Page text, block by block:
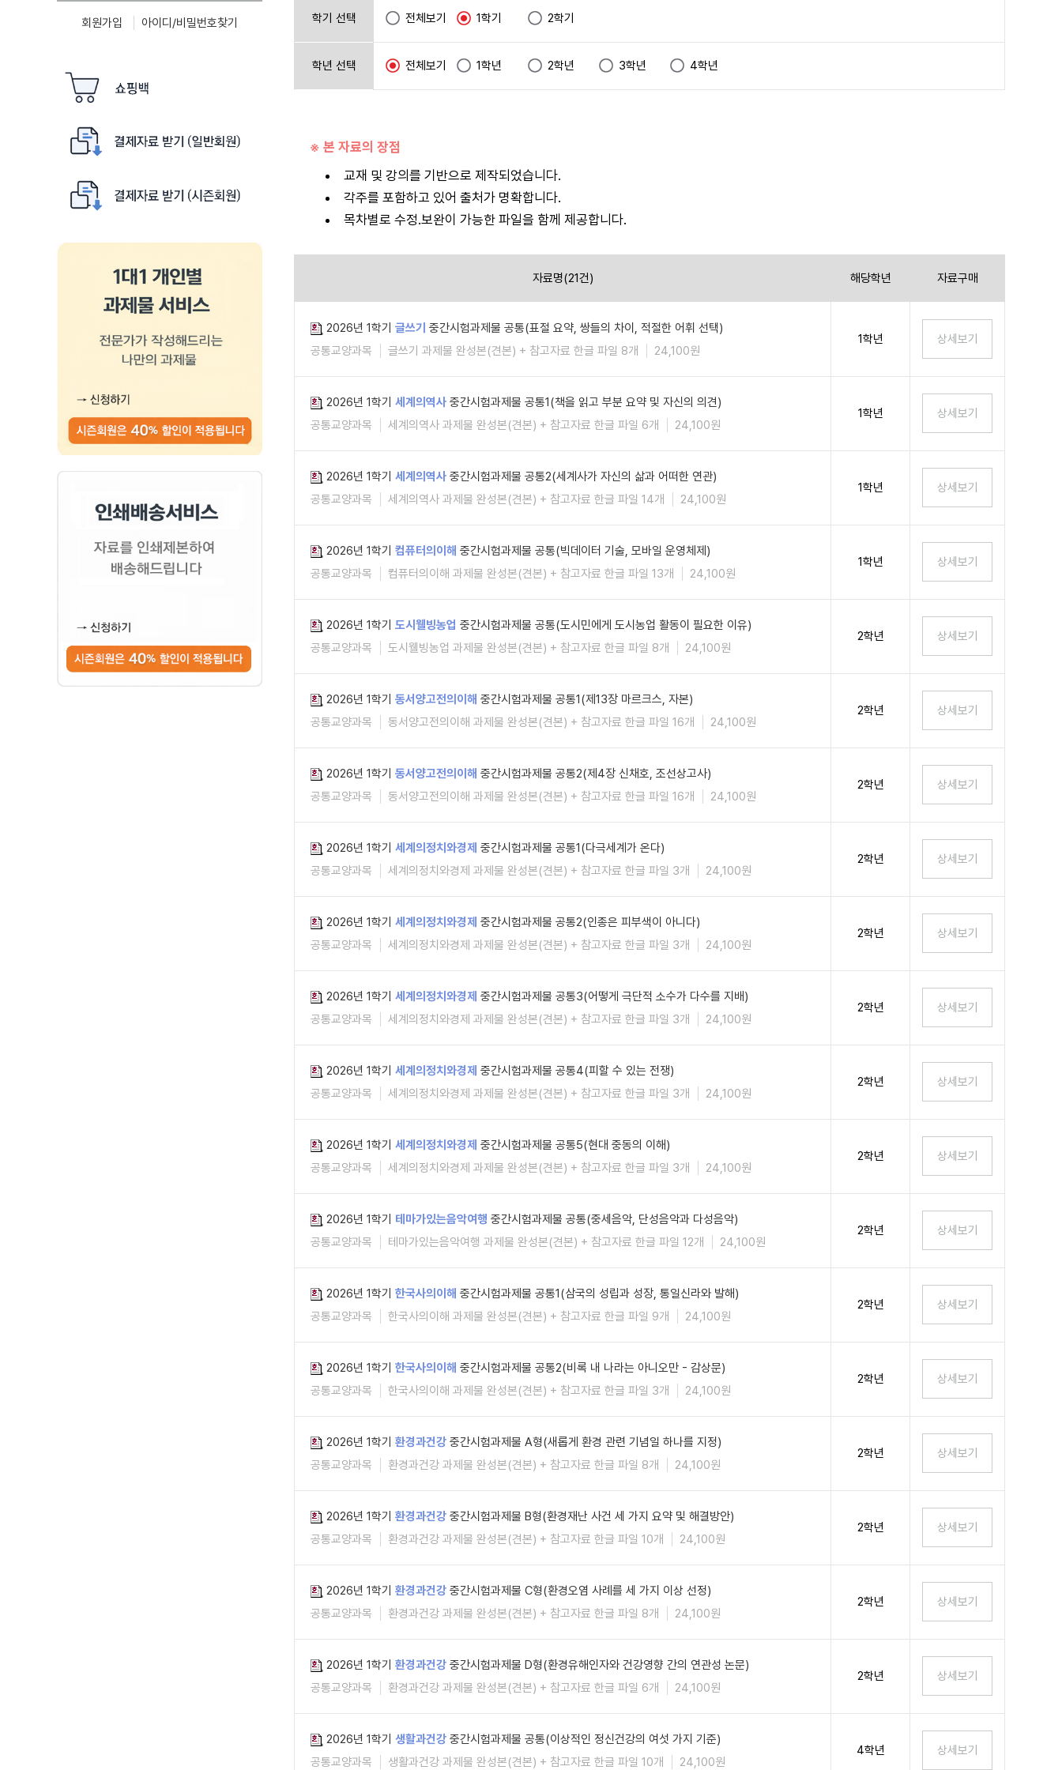
회원가입 아이디/비밀번호찾기 학기 선택 전체보기 1학기 2학기
학년 선택 전체보기 1학년 2학년 3학년 4학년
※ 본 자료의 장점
교재 및 강의를 기반으로 제작되었습니다.
각주를 포함하고 있어 출처가 명확합니다.
목차별로 수정.보완이 가능한 파일을 함께 제공합니다.
자료명(21건) 해당학년 자료구매
2026년 1학기 글쓰기 중간시험과제물 공통(표절 요약, 쌍들의 차이, 적절한 어휘 선택)
공통교양과목
글쓰기 과제물 완성본(견본) + 참고자료 한글 파일 8개 24,100원
1학년
2026년 1학기 세계의역사 중간시험과제물 공통1(책을 읽고 부분 요약 및 자신의 의견)
공통교양과목
세계의역사 과제물 완성본(견본) + 참고자료 한글 파일 6개 24,100원
1학년
2026년 1학기 세계의역사 중간시험과제물 공통2(세계사가 자신의 삶과 어떠한 연관)
공통교양과목
세계의역사 과제물 완성본(견본) + 참고자료 한글 파일 14개 24,100원
1학년
2026년 1학기 컴퓨터의이해 중간시험과제물 공통(빅데이터 기술, 모바일 운영체제)
공통교양과목
컴퓨터의이해 과제물 완성본(견본) + 참고자료 한글 파일 13개 24,100원
1학년
2026년 1학기 도시웰빙농업 중간시험과제물 공통(도시민에게 도시농업 활동이 필요한 이유)
공통교양과목
도시웰빙농업 과제물 완성본(견본) + 참고자료 한글 파일 8개 24,100원
2학년
2026년 1학기 동서양고전의이해 중간시험과제물 공통1(제13장 마르크스, 자본)
공통교양과목
동서양고전의이해 과제물 완성본(견본) + 참고자료 한글 파일 16개 24,100원
2학년
2026년 1학기 동서양고전의이해 중간시험과제물 공통2(제4장 신채호, 조선상고사)
공통교양과목
동서양고전의이해 과제물 완성본(견본) + 참고자료 한글 파일 16개 24,100원
2학년
2026년 1학기 세계의정치와경제 중간시험과제물 공통1(다극세계가 온다)
공통교양과목
세계의정치와경제 과제물 완성본(견본) + 참고자료 한글 파일 3개 24,100원
2학년
2026년 1학기 세계의정치와경제 중간시험과제물 공통2(인종은 피부색이 아니다)
공통교양과목
세계의정치와경제 과제물 완성본(견본) + 참고자료 한글 파일 3개 24,100원
2학년
2026년 1학기 세계의정치와경제 중간시험과제물 공통3(어떻게 극단적 소수가 다수를 지배)
공통교양과목
세계의정치와경제 과제물 완성본(견본) + 참고자료 한글 파일 3개 24,100원
2학년
2026년 1학기 세계의정치와경제 중간시험과제물 공통4(피할 수 있는 전쟁)
공통교양과목
세계의정치와경제 과제물 완성본(견본) + 참고자료 한글 파일 3개 24,100원
2학년
2026년 1학기 세계의정치와경제 중간시험과제물 공통5(현대 중동의 이해)
공통교양과목
세계의정치와경제 과제물 완성본(견본) + 참고자료 한글 파일 3개 24,100원
2학년
2026년 1학기 테마가있는음악여행 중간시험과제물 공통(중세음악, 단성음악과 다성음악)
공통교양과목
테마가있는음악여행 과제물 완성본(견본) + 참고자료 한글 파일 12개 24,100원
2학년
2026년 1학기 한국사의이해 중간시험과제물 공통1(삼국의 성립과 성장, 통일신라와 발해)
공통교양과목
한국사의이해 과제물 완성본(견본) + 참고자료 한글 파일 9개 24,100원
2학년
2026년 1학기 한국사의이해 중간시험과제물 공통2(비록 내 나라는 아니오만 - 감상문)
공통교양과목
한국사의이해 과제물 완성본(견본) + 참고자료 한글 파일 3개 24,100원
2학년
2026년 1학기 환경과건강 중간시험과제물 A형(새롭게 환경 관련 기념일 하나를 지정)
공통교양과목
환경과건강 과제물 완성본(견본) + 참고자료 한글 파일 8개 24,100원
2학년
2026년 1학기 환경과건강 중간시험과제물 B형(환경재난 사건 세 가지 요약 및 해결방안)
공통교양과목
환경과건강 과제물 완성본(견본) + 참고자료 한글 파일 10개 24,100원
2학년
2026년 1학기 환경과건강 중간시험과제물 C형(환경오염 사례를 세 가지 이상 선정)
공통교양과목
환경과건강 과제물 완성본(견본) + 참고자료 한글 파일 8개 24,100원
2학년
2026년 1학기 환경과건강 중간시험과제물 D형(환경유해인자와 건강영향 간의 연관성 논문)
공통교양과목
환경과건강 과제물 완성본(견본) + 참고자료 한글 파일 6개 24,100원
2학년
2026년 1학기 생활과건강 중간시험과제물 공통(이상적인 정신건강의 여섯 가지 기준)
공통교양과목
생활과건강 과제물 완성본(견본) + 참고자료 한글 파일 10개 24,100원
4학년